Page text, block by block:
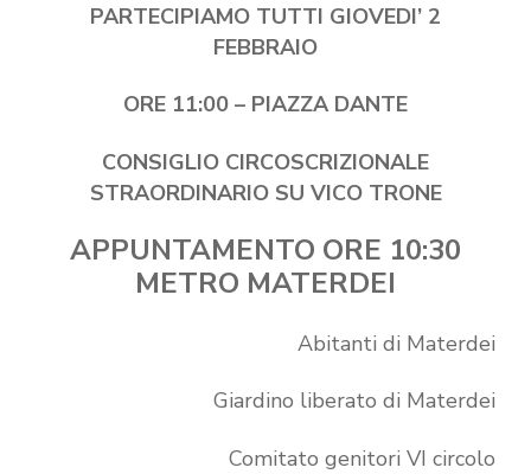
PARTECIPIAMO TUTTI GIOVEDI’ 2
FEBBRAIO
ORE 11:00 – PIAZZA DANTE
CONSIGLIO CIRCOSCRIZIONALE
STRAORDINARIO SU VICO TRONE
APPUNTAMENTO ORE 10:30
METRO MATERDEI
Abitanti di Materdei
Giardino liberato di Materdei
Comitato genitori VI circolo